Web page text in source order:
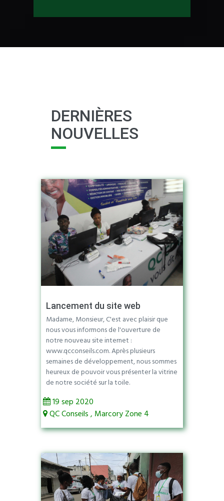
DERNIÈRES
NOUVELLES
Lancement du site web
Madame, Monsieur, C'est avec plaisir que
nous vous informons de l'ouverture de
notre nouveau site internet :
www.qcconseils.com. Après plusieurs
semaines de développement, nous sommes
heureux de pouvoir vous présenter la vitrine
de notre société sur la toile.
19 sep 2020
QC Conseils , Marcory Zone 4